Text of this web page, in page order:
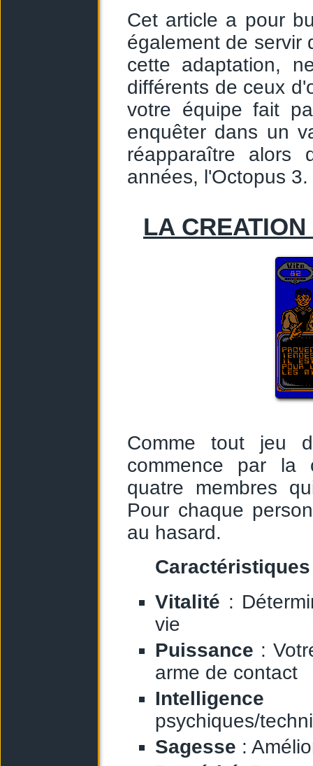
Cet article a pour
également de servir
cette adaptation,
différents de ceux
votre équipe fait
enquêter dans un
réapparaître alors
années, l'Octopus 3.
LA
Comme tout jeu
commence par la
quatre membres
Pour chaque
au hasard.
Vitalité :
vie
Puissance :
arme de contact
Intelligence
psychiques/
Sagesse :